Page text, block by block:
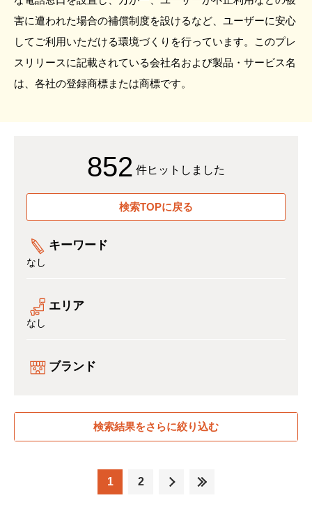
害に遭われた場合の補償制度を設けるなど、ユーザーに安心
してご利用いただける環境づくりを行っています。このプレ
スリリースに記載されている会社名および製品・サービス名
は、各社の登録商標または商標です。
852 件ヒットしました
検索TOPに戻る
キーワード
なし
エリア
なし
ブランド
検索結果をさらに絞り込む
1 2